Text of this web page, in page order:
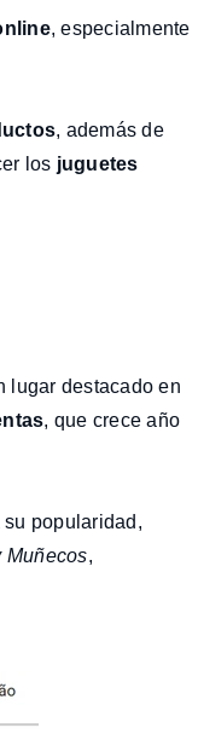
, especialmente
, además de
los juguetes
lugar destacado en
, que crece año
popularidad,
Muñecos,